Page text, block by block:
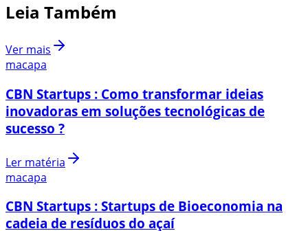
Leia Também
Ver mais
macapa
CBN Startups : Como transformar ideias
inovadoras em soluções tecnológicas de
sucesso ?
Ler matéria
macapa
CBN Startups : Startups de Bioeconomia na
cadeia de resíduos do açaí